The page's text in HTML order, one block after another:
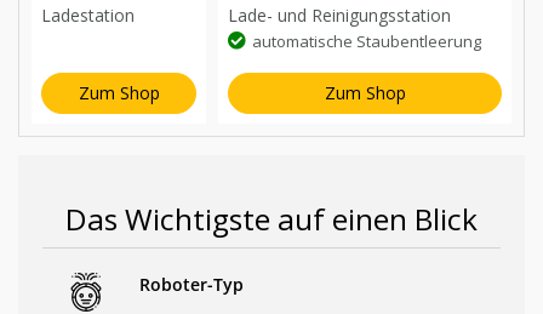
Ladestation Lade- und Reinigungsstation
automatische Staubentleerung
Zum Shop Zum Shop
Das Wichtigste auf einen Blick
Roboter-Typ